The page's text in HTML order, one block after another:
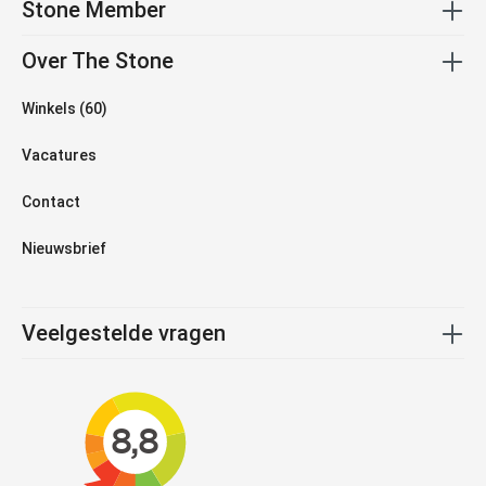
Stone Member
Over The Stone
Winkels (60)
Vacatures
Contact
Nieuwsbrief
Veelgestelde vragen